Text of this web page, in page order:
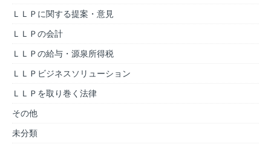
ＬＬＰに関する提案・意見
ＬＬＰの会計
ＬＬＰの給与・源泉所得税
ＬＬＰビジネスソリューション
ＬＬＰを取り巻く法律
その他
未分類